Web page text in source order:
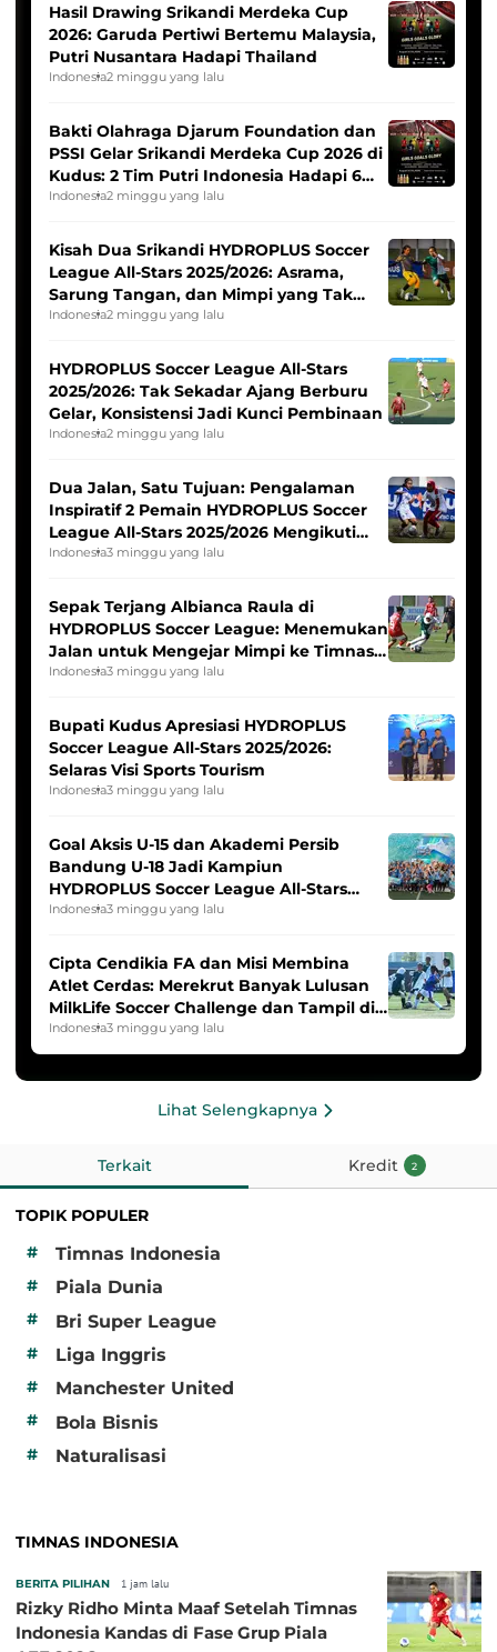
Hasil Drawing Srikandi Merdeka Cup
2026: Garuda Pertiwi Bertemu Malaysia,
Putri Nusantara Hadapi Thailand
Indonesia2 minggu yang lalu
Bakti Olahraga Djarum Foundation dan
PSSI Gelar Srikandi Merdeka Cup 2026 di
Kudus: 2 Tim Putri Indonesia Hadapi 6
Tim Asia
Indonesia2 minggu yang lalu
Kisah Dua Srikandi HYDROPLUS Soccer
League All-Stars 2025/2026: Asrama,
Sarung Tangan, dan Mimpi yang Tak
Pernah Padam
Indonesia2 minggu yang lalu
HYDROPLUS Soccer League All-Stars
2025/2026: Tak Sekadar Ajang Berburu
Gelar, Konsistensi Jadi Kunci Pembinaan
Indonesia2 minggu yang lalu
Dua Jalan, Satu Tujuan: Pengalaman
Inspiratif 2 Pemain HYDROPLUS Soccer
League All-Stars 2025/2026 Mengikuti
Seleksi Timnas Indonesia Putri
Indonesia3 minggu yang lalu
Sepak Terjang Albianca Raula di
HYDROPLUS Soccer League: Menemukan
Jalan untuk Mengejar Mimpi ke Timnas
Indonesia Putri
Indonesia3 minggu yang lalu
Bupati Kudus Apresiasi HYDROPLUS
Soccer League All-Stars 2025/2026:
Selaras Visi Sports Tourism
Indonesia3 minggu yang lalu
Goal Aksis U-15 dan Akademi Persib
Bandung U-18 Jadi Kampiun
HYDROPLUS Soccer League All-Stars
2025/2026
Indonesia3 minggu yang lalu
Cipta Cendikia FA dan Misi Membina
Atlet Cerdas: Merekrut Banyak Lulusan
MilkLife Soccer Challenge dan Tampil di
HYDROPLUS Soccer League
Indonesia3 minggu yang lalu
Lihat Selengkapnya
Terkait Kredit 2
TOPIK POPULER
#
Timnas Indonesia
# Piala Dunia
# Bri Super League
# Liga Inggris
# Manchester United
# Bola Bisnis
# Naturalisasi
TIMNAS INDONESIA
BERITA PILIHAN 1 jam lalu
Rizky Ridho Minta Maaf Setelah Timnas
Indonesia Kandas di Fase Grup Piala